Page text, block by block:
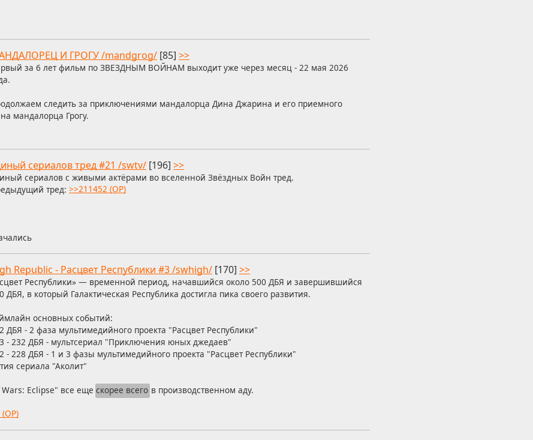
И ГРОГУ /mandgrog/ [85] >>
за 6 лет фильм по ЗВЕЗДНЫМ ВОЙНАМ выходит уже через месяц - 22 мая 2026
следить за приключениями мандалорца Дина Джарина и его приемного
мандалорца Грогу.
сериалов тред #21 /swtv/ [196] >>
сериалов с живыми актёрами во вселенной Звёздных Войн тред.
тред: >>211452 (OP)
Republic - Расцвет Республики #3 /swhigh/ [170] >>
Республики» — временной период, начавшийся около 500 ДБЯ и завершившийся
ДБЯ, в который Галактическая Республика достигла пика своего развития.
основных событий:
ДБЯ - 2 фаза мультимедийного проекта "Расцвет Республики"
- 232 ДБЯ - мультсериал "Приключения юных джедаев"
- 228 ДБЯ - 1 и 3 фазы мультимедийного проекта "Расцвет Республики"
сериала "Аколит"
Eclipse" все еще скорее всего в производственном аду.